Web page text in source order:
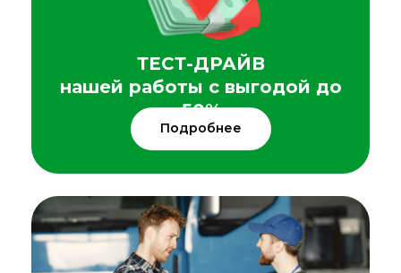
Подробнее
ТЕСТ-ДРАЙВ
нашей работы с выгодой до
50%